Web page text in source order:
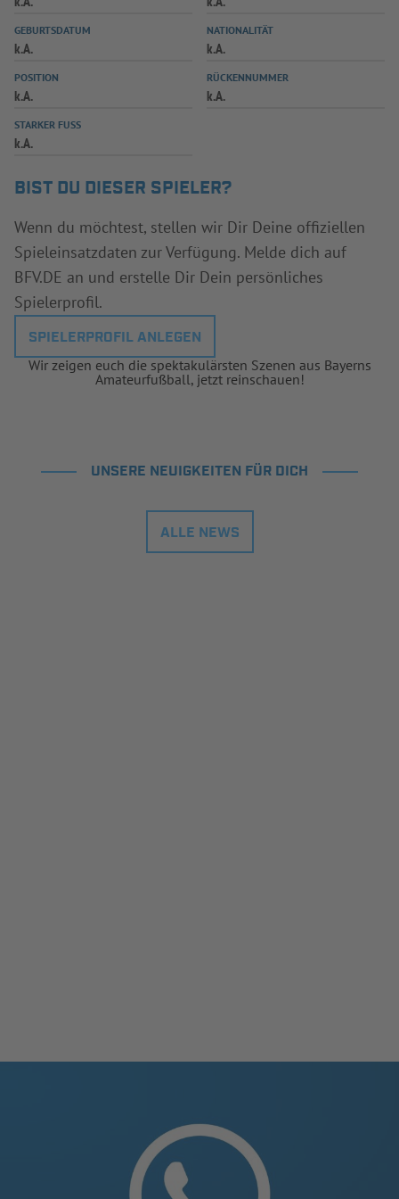
SPIELPLUS
GEBURTSDATUM
k.A.
NATIONALITÄT
k.A.
POSITION
k.A.
RÜCKENNUMMER
k.A.
STARKER FUSS
k.A.
BIST DU DIESER SPIELER?
Wenn du möchtest, stellen wir Dir Deine offiziellen
Spieleinsatzdaten zur Verfügung. Melde dich auf
BFV.DE an und erstelle Dir Dein persönliches
Spielerprofil.
SPIELERPROFIL ANLEGEN
Wir zeigen euch die spektakulärsten Szenen aus Bayerns
Amateurfußball, jetzt reinschauen!
UNSERE NEUIGKEITEN FÜR DICH
ALLE NEWS